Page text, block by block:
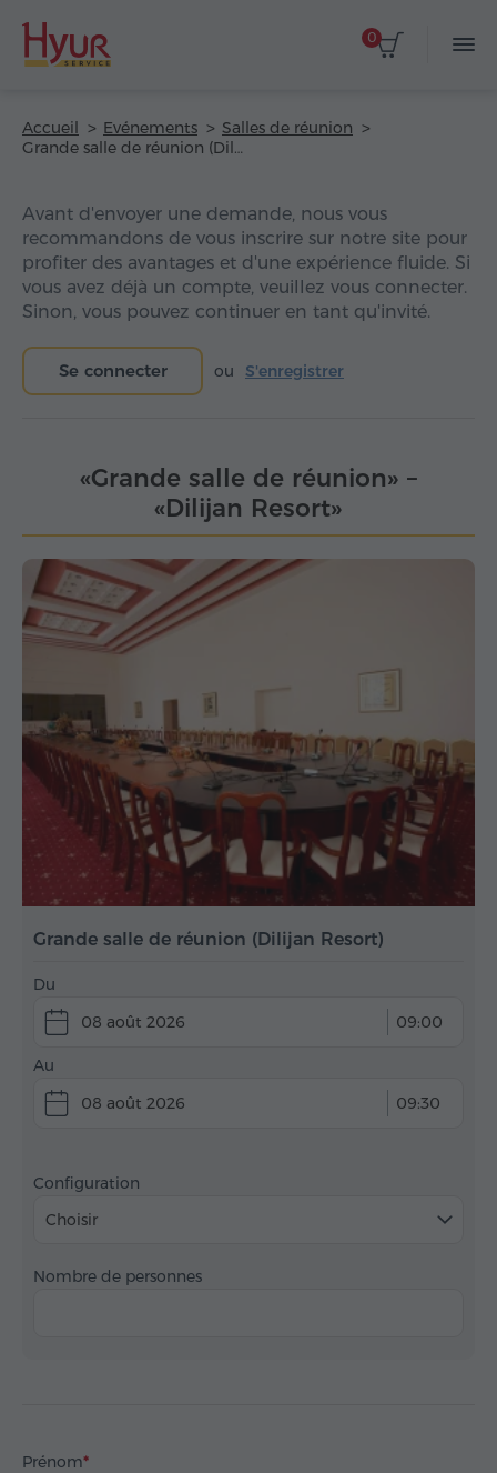
0
Accueil Evénements
Salles de réunion
Grande salle de réunion (Dilijan Resort)
Avant d'envoyer une demande, nous vous
recommandons de vous inscrire sur notre site pour
profiter des avantages et d'une expérience fluide. Si
vous avez déjà un compte, veuillez vous connecter.
Sinon, vous pouvez continuer en tant qu'invité.
Se connecter ou S'enregistrer
«Grande salle de réunion» –
«Dilijan Resort»
Grande salle de réunion (Dilijan Resort)
Du
08 août 2026
09:00
Au
08 août 2026
09:30
Configuration
Choisir
Nombre de personnes
Prénom